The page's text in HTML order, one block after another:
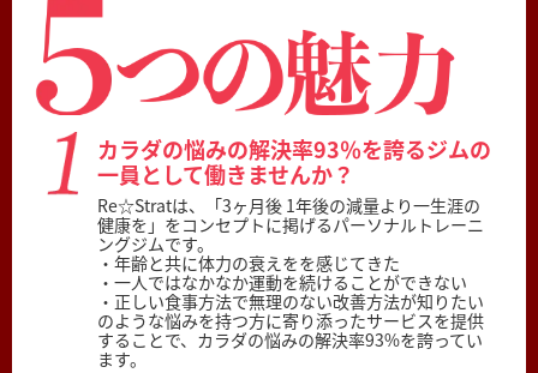
カラダの悩みの解決率93％を誇るジムの
一員として働きませんか？
Re☆Stratは、「3ヶ月後 1年後の減量より一生涯の
健康を」をコンセプトに掲げるパーソナルトレーニ
ングジムです。
・年齢と共に体力の衰えをを感じてきた
・一人ではなかなか運動を続けることができない
・正しい食事方法で無理のない改善方法が知りたい
のような悩みを持つ方に寄り添ったサービスを提供
することで、カラダの悩みの解決率93%を誇ってい
ます。